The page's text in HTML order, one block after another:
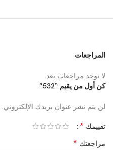
المراجعات
لا توجد مراجعات بعد.
كن أول من يقيم “532”
لن يتم نشر عنوان بريدك الإلكتروني.
تقييمك *
مراجعتك *